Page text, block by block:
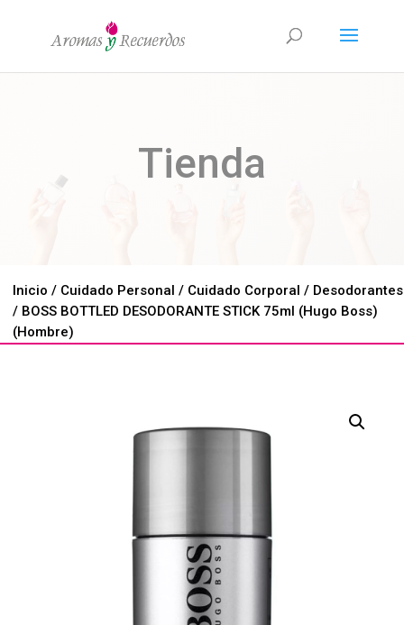
Tienda
Inicio / Cuidado Personal / Cuidado Corporal / Desodorantes
/ BOSS BOTTLED DESODORANTE STICK 75ml (Hugo Boss)
(Hombre)